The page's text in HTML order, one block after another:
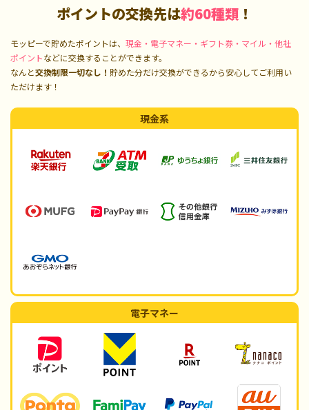
ポイントの交換先は約60種類 ！
モッピーで貯めたポイントは、 現金・電子マネー・ギフト券・マイル・他社
ポイントなどに交換することができます。
なんと交換制限一切なし！ 貯めた分だけ交換ができるから安心してご利用い
ただけます！
現金系
電子マネー